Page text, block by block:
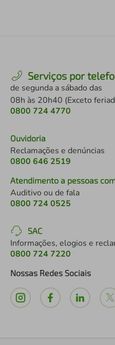
Serviços por
de segunda a sábado das
08h às 20h40 (Exceto
0800 724 4770
Ouvidoria
Reclamações e denúncias
0800 646 2519
Atendimento a pessoas
Auditivo ou de fala
0800 724 0525
SAC
Informações, elogios e
0800 724 7220
Nossas Redes Sociais